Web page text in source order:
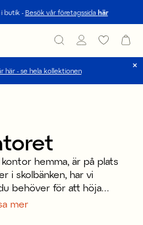
butik - Besök vår företagssida här
här - se hela kollektionen
hemma, är på plats
i skolbänken, har vi
behöver för att höja
och bli mer produktiv. Vi
mer